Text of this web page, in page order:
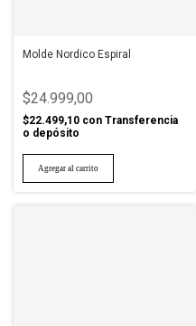
Molde Nordico Espiral
$24.999,00
$22.499,10 con Transferencia
o depósito